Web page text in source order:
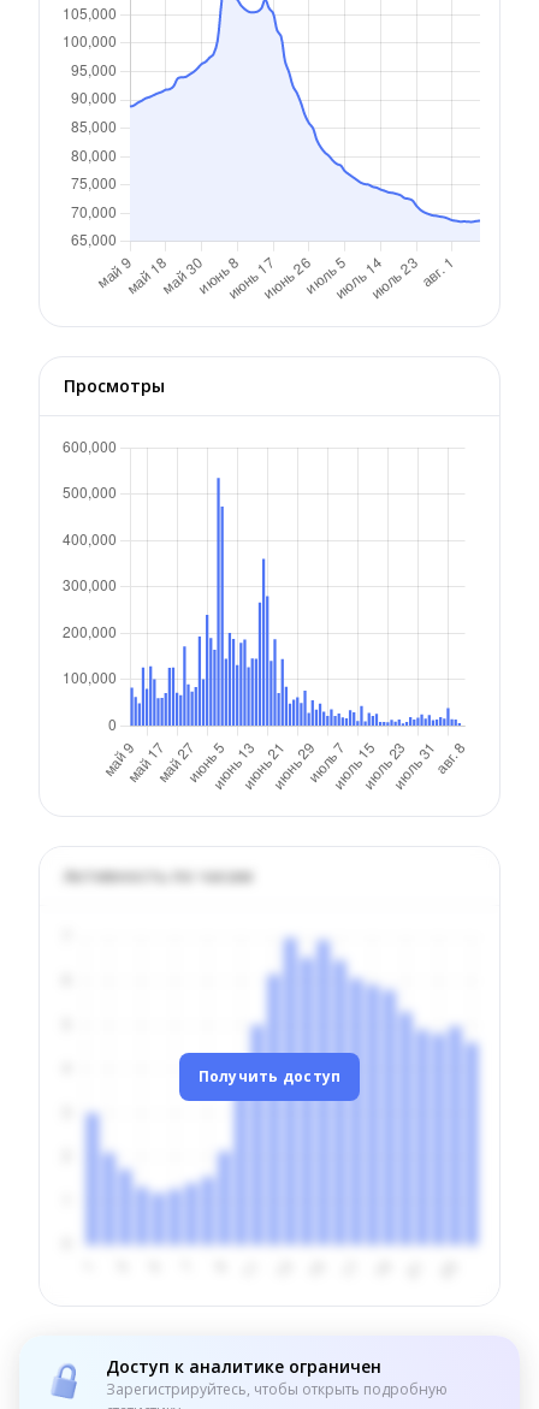
Просмотры
Активность по часам
Получить доступ
Доступ к аналитике ограничен
Зарегистрируйтесь, чтобы открыть подробную